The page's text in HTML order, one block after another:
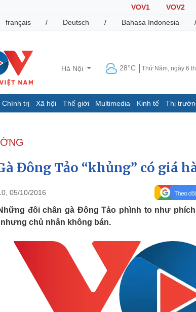
VOV1 VOV2
français / Deutsch / Bahasa Indonesia /
Hà Nội 28°C Thứ Năm, ngày 6
Chính trị Xã hội Thế giới Multimedia Kinh tế Thị
sự
thật
Giáo dục
Dấu ấn VOV
Quân sự - Quốc phòng
Vũ khí
Phân tích
Thể thao
Thế giới
Đời sống
Văn hóa
Sân
Văn học
Đông Tảo “khủng” có giá
05/10/2016
đôi chân gà Đông Tảo phình to như
chủ nhân không bán.